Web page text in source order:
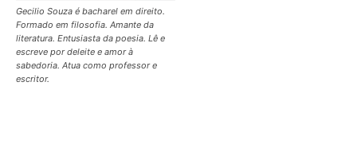
Gecilio Souza é bacharel em direito.
Formado em filosofia. Amante da
literatura. Entusiasta da poesia. Lê e
escreve por deleite e amor à
sabedoria. Atua como professor e
escritor.